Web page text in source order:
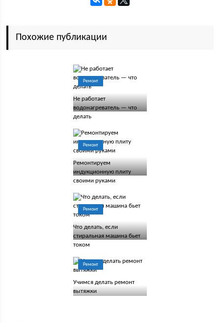
Похожие публикации
Ремонт
Не работает
водонагреватель — что
делать
Ремонт
Ремонтируем
индукционную плиту
своими руками
Ремонт
Что делать, если
стиральная машина бьет
током
Ремонт
Учимся делать ремонт
вытяжки